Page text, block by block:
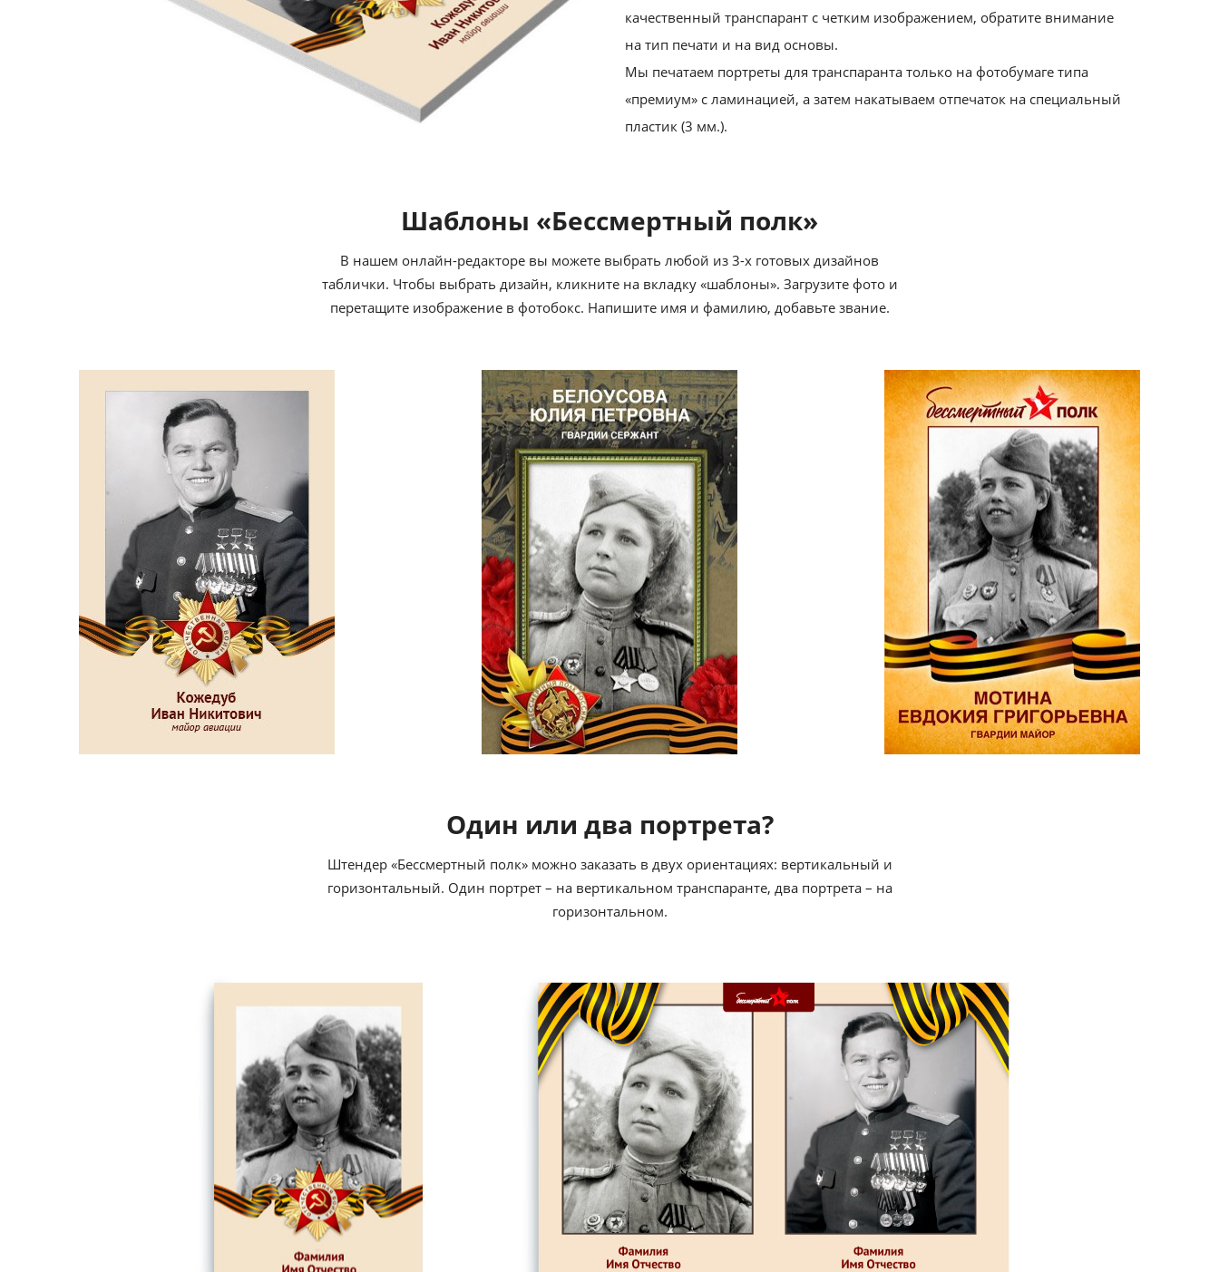
качественный транспарант с четким изображением, обратите внимание
на тип печати и на вид основы.
Мы печатаем портреты для транспаранта только на фотобумаге типа
«премиум» с ламинацией, а затем накатываем отпечаток на специальный
пластик (3 мм.).
Шаблоны «Бессмертный полк»
В нашем онлайн-редакторе вы можете выбрать любой из 3-х готовых дизайнов
таблички. Чтобы выбрать дизайн, кликните на вкладку «шаблоны». Загрузите фото и
перетащите изображение в фотобокс. Напишите имя и фамилию, добавьте звание.
Один или два портрета?
Штендер «Бессмертный полк» можно заказать в двух ориентациях: вертикальный и
горизонтальный. Один портрет – на вертикальном транспаранте, два портрета – на
горизонтальном.